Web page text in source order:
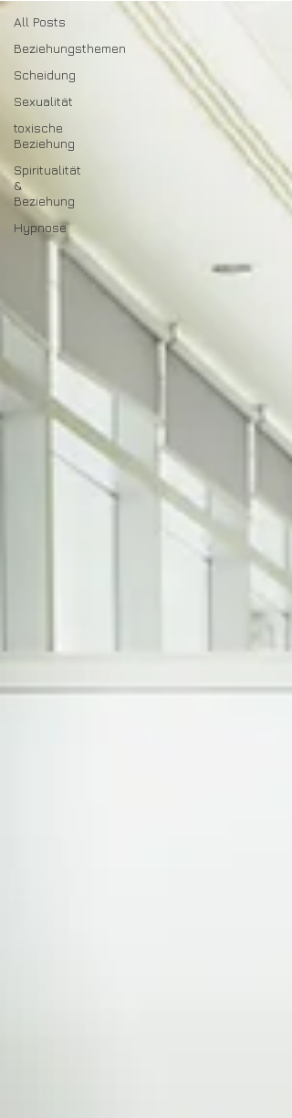
All Posts
Beziehungsthemen
Scheidung
Sexualität
toxische
Beziehung
Spiritualität
&
Beziehung
Hypnose